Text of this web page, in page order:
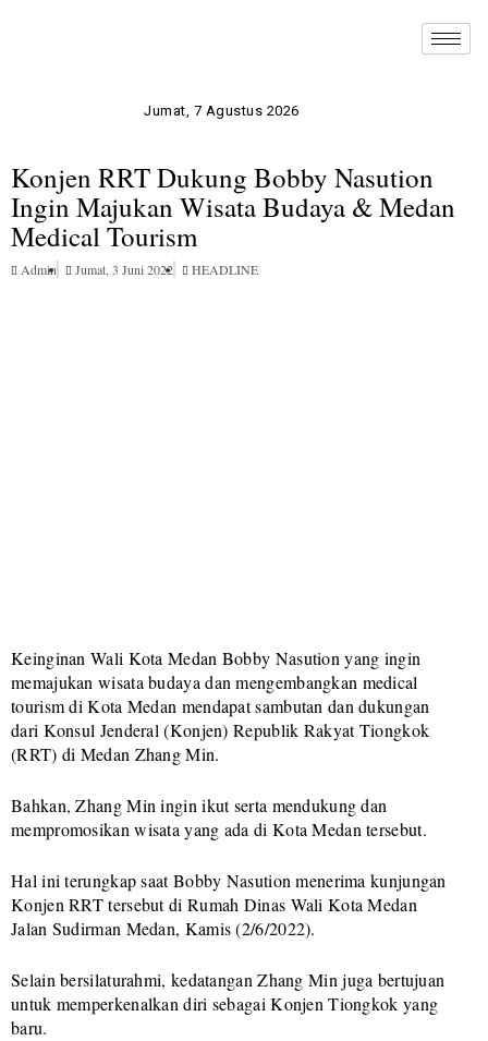
Jumat, 7 Agustus 2026
Konjen RRT Dukung Bobby Nasution
Ingin Majukan Wisata Budaya & Medan
Medical Tourism
Admin Jumat, 3 Juni 2022 HEADLINE
Keinginan Wali Kota Medan Bobby Nasution yang ingin
memajukan wisata budaya dan mengembangkan medical
tourism di Kota Medan mendapat sambutan dan dukungan
dari Konsul Jenderal (Konjen) Republik Rakyat Tiongkok
(RRT) di Medan Zhang Min.
Bahkan, Zhang Min ingin ikut serta mendukung dan
mempromosikan wisata yang ada di Kota Medan tersebut.
Hal ini terungkap saat Bobby Nasution menerima kunjungan
Konjen RRT tersebut di Rumah Dinas Wali Kota Medan
Jalan Sudirman Medan, Kamis (2/6/2022).
Selain bersilaturahmi, kedatangan Zhang Min juga bertujuan
untuk memperkenalkan diri sebagai Konjen Tiongkok yang
baru.